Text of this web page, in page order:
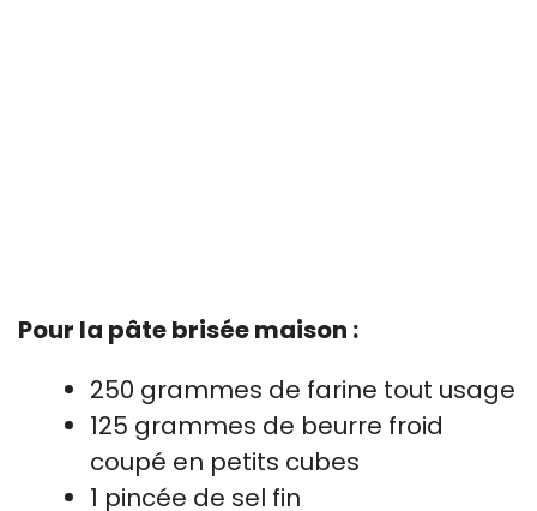
Pour la pâte brisée maison :
250 grammes de farine tout usage
125 grammes de beurre froid
coupé en petits cubes
1 pincée de sel fin